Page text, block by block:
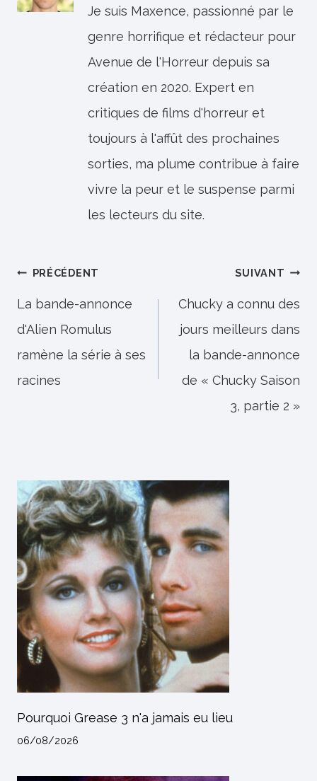
Je suis Maxence, passionné par le
genre horrifique et rédacteur pour
Avenue de l'Horreur depuis sa
création en 2020. Expert en
critiques de films d'horreur et
toujours à l'affût des prochaines
sorties, ma plume contribue à faire
vivre la peur et le suspense parmi
les lecteurs du site.
Navigation
de
l’article
PRÉCÉDENT
La bande-annonce
d'Alien Romulus
ramène la série à ses
racines
SUIVANT
Chucky a connu des
jours meilleurs dans
la bande-annonce
de « Chucky Saison
3, partie 2 »
Pourquoi Grease 3 n'a jamais eu lieu
06/08/2026